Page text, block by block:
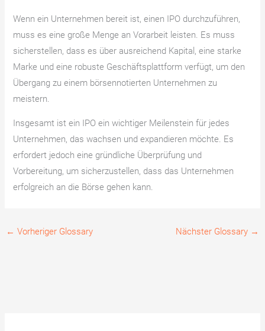
Wenn ein Unternehmen bereit ist, einen IPO durchzuführen,
muss es eine große Menge an Vorarbeit leisten. Es muss
sicherstellen, dass es über ausreichend Kapital, eine starke
Marke und eine robuste Geschäftsplattform verfügt, um den
Übergang zu einem börsennotierten Unternehmen zu
meistern.
Insgesamt ist ein IPO ein wichtiger Meilenstein für jedes
Unternehmen, das wachsen und expandieren möchte. Es
erfordert jedoch eine gründliche Überprüfung und
Vorbereitung, um sicherzustellen, dass das Unternehmen
erfolgreich an die Börse gehen kann.
← Vorheriger Glossary Nächster Glossary →